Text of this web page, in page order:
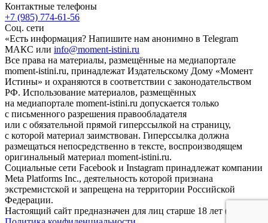
Контактные телефоны
+7 (985) 774-61-56
Соц. сети
«Есть информация? Напишите нам анонимно в Telegram
МАКС или info@moment-istini.ru
Все права на материалы, размещённые на медиапортале
moment-istini.ru, принадлежат Издательскому Дому «Момент
Истины» и охраняются в соответствии с законодательством
РФ. Использование материалов, размещённых
на медиапортале moment-istini.ru допускается только
с письменного разрешения правообладателя
или с обязательной прямой гиперссылкой на страницу,
с которой материал заимствован. Гиперссылка должна
размещаться непосредственно в тексте, воспроизводящем
оригинальный материал moment-istini.ru.
Социальные сети Facebook и Instagram принадлежат компании
Meta Platforms Inc., деятельность которой признана
экстремистской и запрещена на территории Российской
Федерации.
Настоящий сайт предназначен для лиц старше 18 лет (18+).